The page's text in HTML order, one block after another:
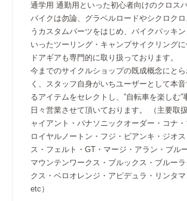
通学用 通勤用といった初心者向けのクロス
バイクは勿論、グラベルロードやシクロク
うカスタムパーツをはじめ、バイクパッキ
いったツーリング・キャンプサイクリングに
ドアギアも専門的に取り扱っております。
今までのサイクルショップの既成概念にと
く、スタッフ自身がいちユーザーとして本音
るアイテムをセレクトし、”自転車を楽しむ”
日々営業させて頂いております。 （主要取
ャイアント・パナソニックオーダー・コナ・
ロイヤルノートン・フジ・ビアンキ・ジオス
ス・フェルト・GT・マージ・アラン・ブル
マウンテンワークス・ブルックス・ブルー
クス・ベロオレンジ・アピデュラ・リンタ
etc）